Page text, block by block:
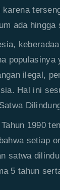
karena
ada hingga
populasinya
ilegal,
Hal ini
1990
setiap
satwa
5 tahun